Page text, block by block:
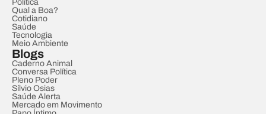
Política
Qual a Boa?
Cotidiano
Saúde
Tecnologia
Meio Ambiente
Blogs
Caderno Animal
Conversa Política
Pleno Poder
Sílvio Osias
Saúde Alerta
Mercado em Movimento